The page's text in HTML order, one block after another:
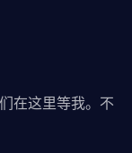
在这里等我。不